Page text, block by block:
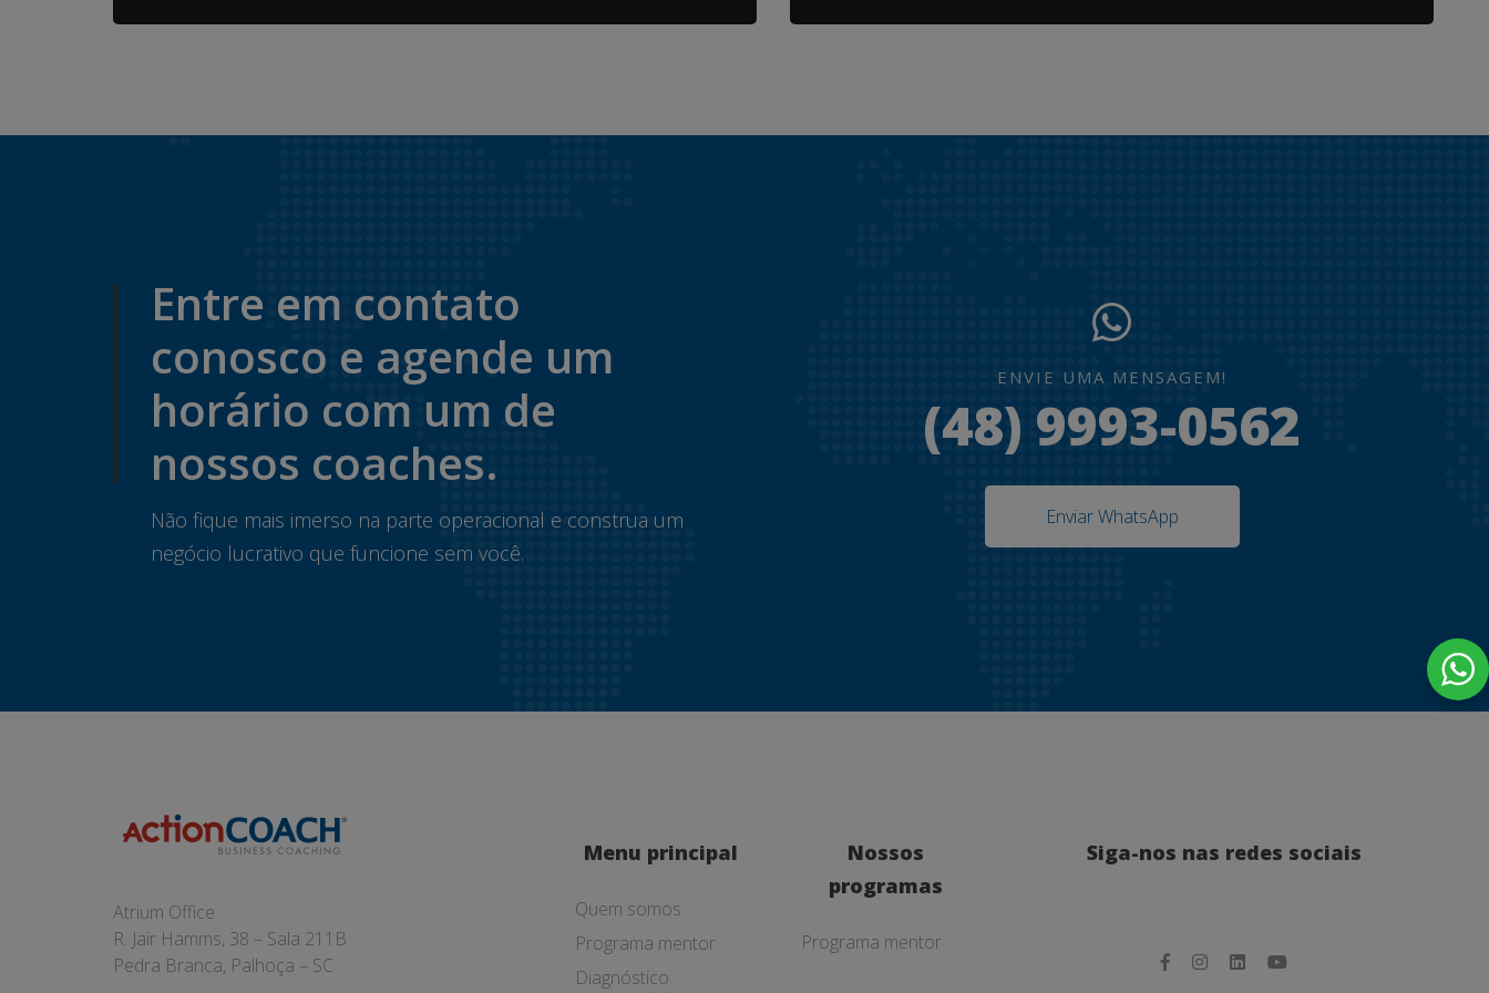
Entre em contato
conosco e agende um
horário com um de
nossos coaches.
Não fique mais imerso na parte operacional e construa um
negócio lucrativo que funcione sem você.
ENVIE UMA MENSAGEM!
(48) 9993-0562
Enviar WhatsApp
Atrium Office
R. Jair Hamms, 38 – Sala 211B
Pedra Branca, Palhoça – SC
Menu principal
Quem somos
Programa mentor
Diagnóstico
Nossos
programas
Programa mentor
Siga-nos nas redes sociais